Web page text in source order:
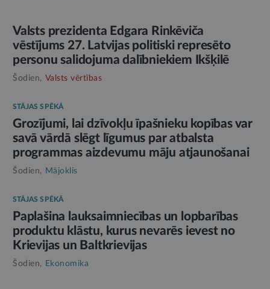
Valsts prezidenta Edgara Rinkēviča
vēstījums 27. Latvijas politiski represēto
personu salidojuma dalībniekiem Ikšķilē
Šodien, Valsts vērtības
STĀJAS SPĒKĀ
Grozījumi, lai dzīvokļu īpašnieku kopības var
savā vārdā slēgt līgumus par atbalsta
programmas aizdevumu māju atjaunošanai
Šodien, Mājoklis
STĀJAS SPĒKĀ
Paplašina lauksaimniecības un lopbarības
produktu klāstu, kurus nevarēs ievest no
Krievijas un Baltkrievijas
Šodien, Ekonomika